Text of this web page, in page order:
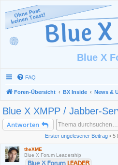
Blue X
FAQ
Foren-Übersicht BX Inside News &
Blue X XMPP / Jabber-
Antworten
Erster ungelesener Beitrag • 5
theXME
Blue X Forum Leadership